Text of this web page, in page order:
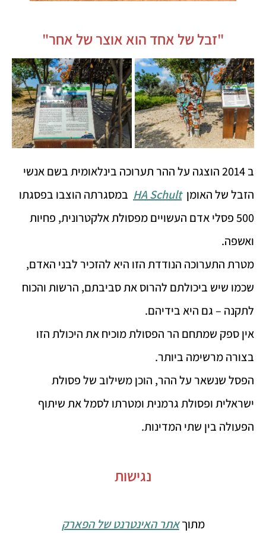
"זבל של אחד הוא אוצר של אחר"
ב 2014 הוצגה על ההר תערוכה בינלאומית בשם אנשי
הזבל של האומןHA Schult במסגרתה הוצבו בפסגתו
500 פסלי אדם העשויים מפסולת אלקטרונית, פחיות
ואשפה.
מטרת התערוכה הנודדת הזו היא להזכיר לבני האדם,
שכמו שיש ביכולתם להרוס את סביבתם, הרשות והכוח
לתקנה – גם היא בידיהם.
אין ספק שמתחם הר הפסולת מוכיח את היכולת הזו
בצורה מרשימה ביותר.
הפסל שנשאר על ההר, הוכן משילוב של פסולת
ישראלית ופסולת גרמנית ומטרתו לסמל את שיתוף
הפעולה בין שתי המדינות.
נגישות
מתוךאתר האינטרנט של הפארק